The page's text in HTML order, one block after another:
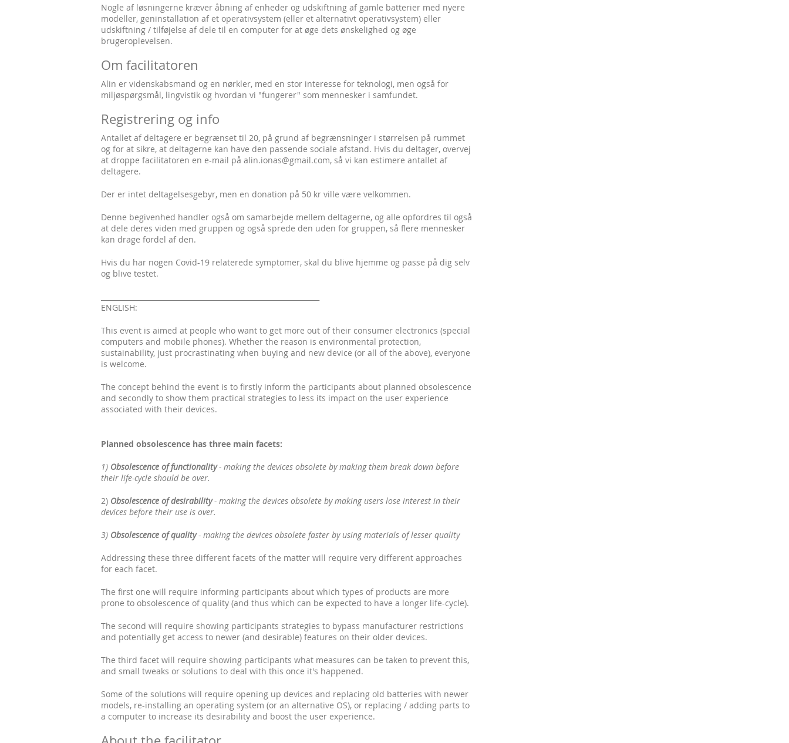
Nogle af løsningerne kræver åbning af enheder og udskiftning af gamle batterier med nyere
modeller, geninstallation af et operativsystem (eller et alternativt operativsystem) eller
udskiftning / tilføjelse af dele til en computer for at øge dets ønskelighed og øge
brugeroplevelsen.
Om facilitatoren
Alin er videnskabsmand og en nørkler, med en stor interesse for teknologi, men også for
miljøspørgsmål, lingvistik og hvordan vi "fungerer" som mennesker i samfundet.
Registrering og info
Antallet af deltagere er begrænset til 20, på grund af begrænsninger i størrelsen på rummet
og for at sikre, at deltagerne kan have den passende sociale afstand. Hvis du deltager, overvej
at droppe facilitatoren en e-mail på alin.ionas@gmail.com, så vi kan estimere antallet af
deltagere.
Der er intet deltagelsesgebyr, men en donation på 50 kr ville være velkommen.
Denne begivenhed handler også om samarbejde mellem deltagerne, og alle opfordres til også
at dele deres viden med gruppen og også sprede den uden for gruppen, så flere mennesker
kan drage fordel af den.
Hvis du har nogen Covid-19 relaterede symptomer, skal du blive hjemme og passe på dig selv
og blive testet.
ENGLISH:
This event is aimed at people who want to get more out of their consumer electronics (special
computers and mobile phones). Whether the reason is environmental protection,
sustainability, just procrastinating when buying and new device (or all of the above), everyone
is welcome.
The concept behind the event is to firstly inform the participants about planned obsolescence
and secondly to show them practical strategies to less its impact on the user experience
associated with their devices.
Planned obsolescence has three main facets:
1) Obsolescence of functionality- making the devices obsolete by making them break down before
their life-cycle should be over.
2) Obsolescence of desirability- making the devices obsolete by making users lose interest in their
devices before their use is over.
3) Obsolescence of quality- making the devices obsolete faster by using materials of lesser quality
Addressing these three different facets of the matter will require very different approaches
for each facet.
The first one will require informing participants about which types of products are more
prone to obsolescence of quality (and thus which can be expected to have a longer life-cycle).
The second will require showing participants strategies to bypass manufacturer restrictions
and potentially get access to newer (and desirable) features on their older devices.
The third facet will require showing participants what measures can be taken to prevent this,
and small tweaks or solutions to deal with this once it's happened.
Some of the solutions will require opening up devices and replacing old batteries with newer
models, re-installing an operating system (or an alternative OS), or replacing / adding parts to
a computer to increase its desirability and boost the user experience.